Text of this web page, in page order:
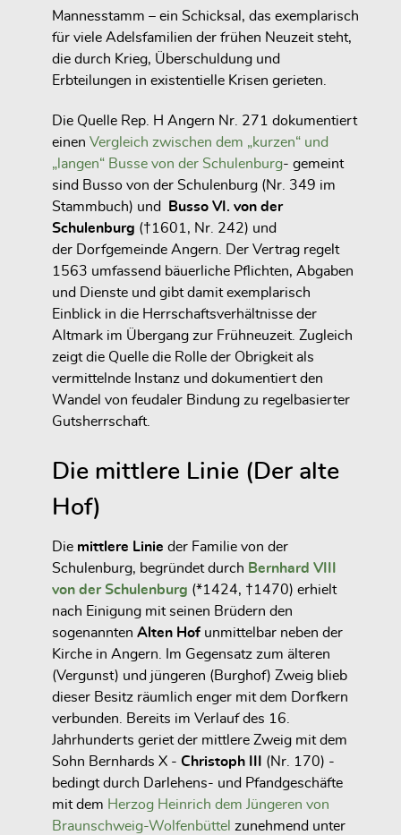
Mannesstamm – ein Schicksal, das exemplarisch
für viele Adelsfamilien der frühen Neuzeit steht,
die durch Krieg, Überschuldung und
Erbteilungen in existentielle Krisen gerieten.
Die Quelle Rep. H Angern Nr. 271 dokumentiert
einen Vergleich zwischen dem „kurzen“ und
„langen“ Busse von der Schulenburg- gemeint
sind Busso von der Schulenburg (Nr. 349 im
Stammbuch) und
Busso VI. von der
Schulenburg (†1601, Nr. 242) und
der Dorfgemeinde Angern. Der Vertrag regelt
1563 umfassend bäuerliche Pflichten, Abgaben
und Dienste und gibt damit exemplarisch
Einblick in die Herrschaftsverhältnisse der
Altmark im Übergang zur Frühneuzeit. Zugleich
zeigt die Quelle die Rolle der Obrigkeit als
vermittelnde Instanz und dokumentiert den
Wandel von feudaler Bindung zu regelbasierter
Gutsherrschaft.
Die mittlere Linie (Der alte
Hof)
Die mittlere Linie der Familie von der
Schulenburg, begründet durch Bernhard VIII
von der Schulenburg (*1424, †1470) erhielt
nach Einigung mit seinen Brüdern den
sogenannten Alten Hof unmittelbar neben der
Kirche in Angern. Im Gegensatz zum älteren
(Vergunst) und jüngeren (Burghof) Zweig blieb
dieser Besitz räumlich enger mit dem Dorfkern
verbunden. Bereits im Verlauf des 16.
Jahrhunderts geriet der mittlere Zweig mit dem
Sohn Bernhards X - Christoph III (Nr. 170) -
bedingt durch Darlehens- und Pfandgeschäfte
mit dem Herzog Heinrich dem Jüngeren von
Braunschweig-Wolfenbüttel zunehmend unter